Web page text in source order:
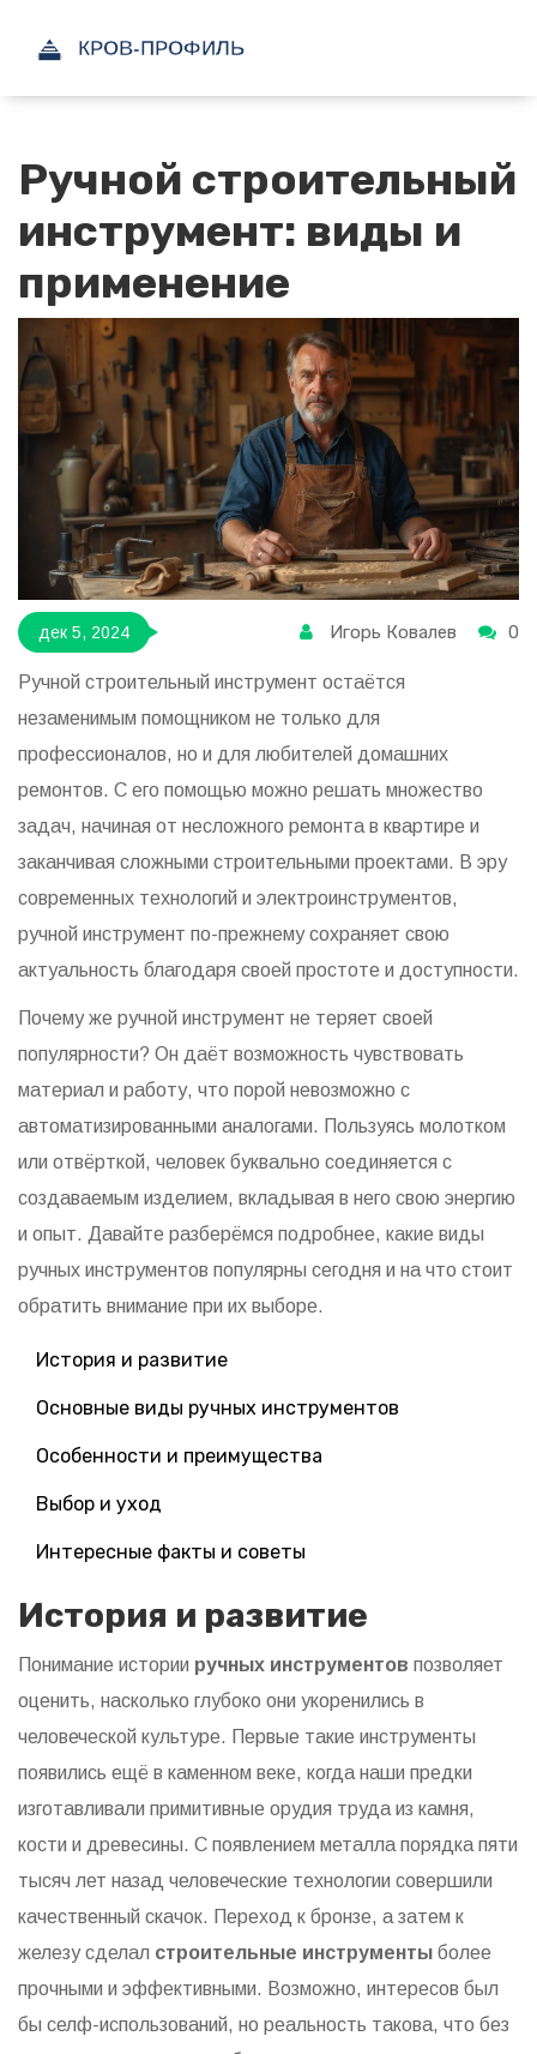
Ручной строительный
инструмент: виды и
применение
дек 5, 2024 Игорь Ковалев 0
Ручной строительный инструмент остаётся
незаменимым помощником не только для
профессионалов, но и для любителей домашних
ремонтов. С его помощью можно решать множество
задач, начиная от несложного ремонта в квартире и
заканчивая сложными строительными проектами. В эру
современных технологий и электроинструментов,
ручной инструмент по-прежнему сохраняет свою
актуальность благодаря своей простоте и доступности.
Почему же ручной инструмент не теряет своей
популярности? Он даёт возможность чувствовать
материал и работу, что порой невозможно с
автоматизированными аналогами. Пользуясь молотком
или отвёрткой, человек буквально соединяется с
создаваемым изделием, вкладывая в него свою энергию
и опыт. Давайте разберёмся подробнее, какие виды
ручных инструментов популярны сегодня и на что стоит
обратить внимание при их выборе.
История и развитие
Основные виды ручных инструментов
Особенности и преимущества
Выбор и уход
Интересные факты и советы
История и развитие
Понимание истории ручных инструментов позволяет
оценить, насколько глубоко они укоренились в
человеческой культуре. Первые такие инструменты
появились ещё в каменном веке, когда наши предки
изготавливали примитивные орудия труда из камня,
кости и древесины. С появлением металла порядка пяти
тысяч лет назад человеческие технологии совершили
качественный скачок. Переход к бронзе, а затем к
железу сделал строительные инструменты более
прочными и эффективными. Возможно, интересов был
бы селф-использований, но реальность такова, что без